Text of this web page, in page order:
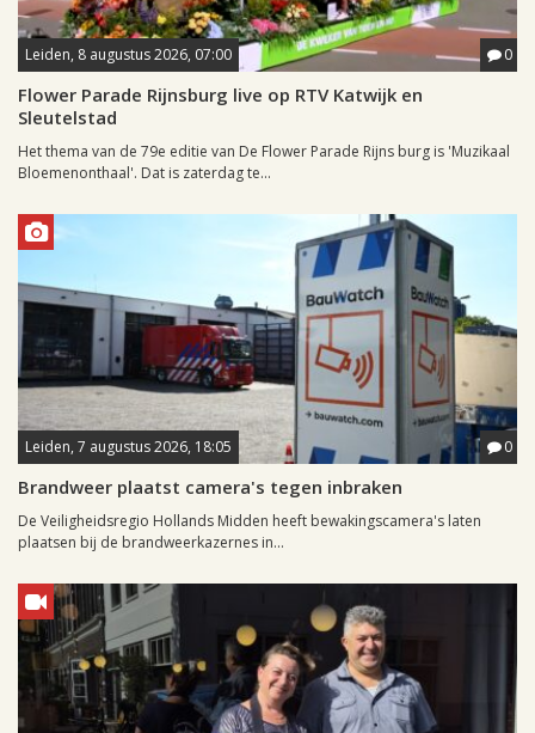
Leiden, 8 augustus 2026, 07:00 0
Flower Parade Rijnsburg live op RTV Katwijk en
Sleutelstad
Het thema van de 79e editie van De Flower Parade Rijns burg is 'Muzikaal
Bloemenonthaal'. Dat is zaterdag te...
Leiden, 7 augustus 2026, 18:05 0
Brandweer plaatst camera's tegen inbraken
De Veiligheidsregio Hollands Midden heeft bewakingscamera's laten
plaatsen bij de brandweerkazernes in...